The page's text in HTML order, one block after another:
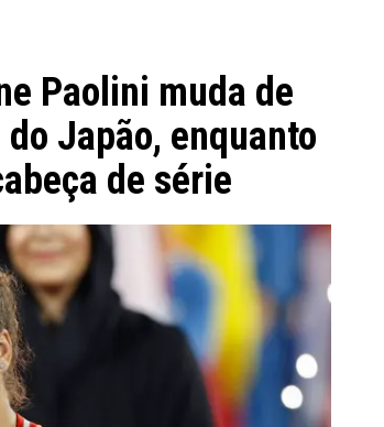
Paolini muda de
Japão, enquanto
de série